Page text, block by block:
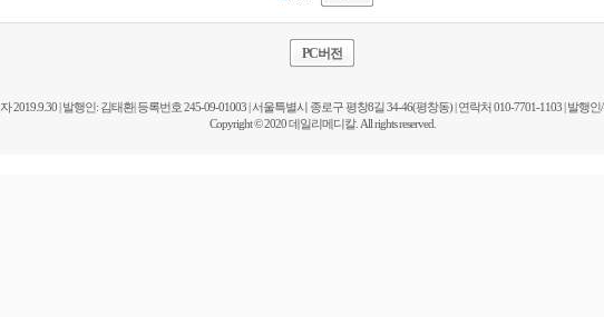
PC버전
| 발행인: 김태환| 등록번호 245-09-01003 | 서울특별시 종로구 평창8길 34-46(평창동) | 연락처 010-7701-1103 | 발행
Copyright © 2020 데일리메디칼. All rights reserved.